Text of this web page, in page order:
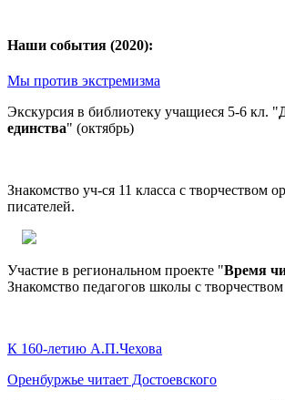
Наши события (2020):
Мы против экстремизма
Экскурсия в библиотеку учащиеся 5-6 кл. "
единства" (октябрь)
Знакомство уч-ся 11 класса с творчеством
писателей.
Участие в региональном проекте "Время
Знакомство педагогов школы с
К 160-летию А.П.Чехова
Оренбуржье читает Достоевского